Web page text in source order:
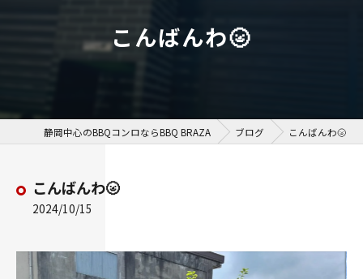
こんばんわ🌝
静岡中心のBBQコンロならBBQ BRAZA ブログ こんばんわ🌝
こんばんわ🌝
2024/10/15